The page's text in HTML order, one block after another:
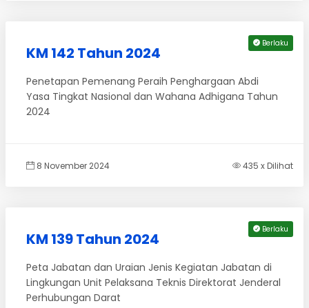
Berlaku
KM 142 Tahun 2024
Penetapan Pemenang Peraih Penghargaan Abdi
Yasa Tingkat Nasional dan Wahana Adhigana Tahun
2024
8 November 2024 435 x Dilihat
Berlaku
KM 139 Tahun 2024
Peta Jabatan dan Uraian Jenis Kegiatan Jabatan di
Lingkungan Unit Pelaksana Teknis Direktorat Jenderal
Perhubungan Darat